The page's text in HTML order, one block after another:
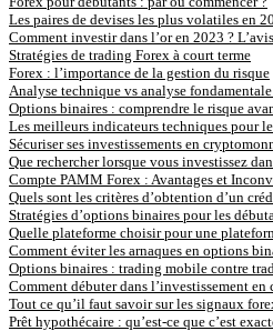
Les paires de devises les plus volatiles en
Comment investir dans l’or en 2023 ?
Stratégies de trading Forex à court terme
Forex : l’importance de la gestion du risque
Analyse technique vs analyse
Options binaires : comprendre le risque
Les meilleurs indicateurs techniques pour
Sécuriser ses investissements en
Que rechercher lorsque vous investissez
Compte PAMM Forex : Avantages et
Quels sont les critères d’obtention d’un
Stratégies d’options binaires pour les
Quelle plateforme choisir pour une
Comment éviter les arnaques en options
Options binaires : trading mobile contre
Comment débuter dans l’investissement
Tout ce qu’il faut savoir sur les signaux
Prêt hypothécaire : qu’est-ce que c’est